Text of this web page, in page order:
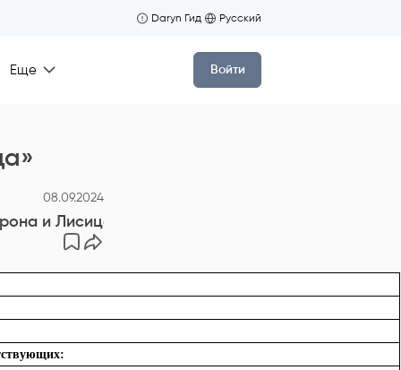
Daryn Гид Русский
Еще Войти
08.09.2024
и Лисица»